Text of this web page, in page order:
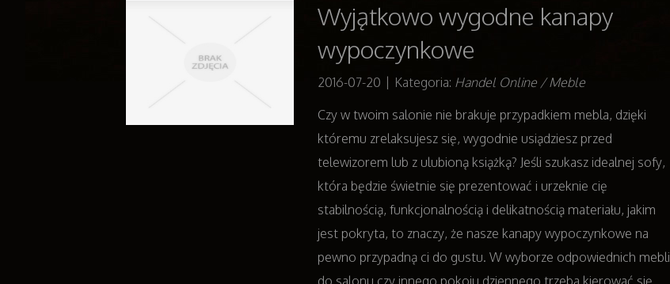
Wyjątkowo wygodne kanapy
wypoczynkowe
2016-07-20 Kategoria: Handel Online / Meble
Czy w twoim salonie nie brakuje przypadkiem mebla, dzięki
któremu zrelaksujesz się, wygodnie usiądziesz przed
telewizorem lub z ulubioną książką? Jeśli szukasz idealnej sofy,
która będzie świetnie się prezentować i urzeknie cię
stabilnością, funkcjonalnością i delikatnością materiału, jakim
jest pokryta, to znaczy, że nasze kanapy wypoczynkowe na
pewno przypadną ci do gustu. W wyborze odpowiednich mebli
do salonu czy innego pokoju dziennego trzeba kierować się